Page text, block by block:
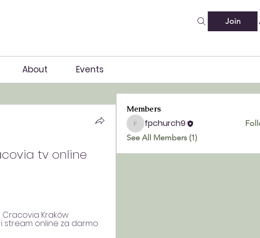
Join
About Events
tv online
Kraków.
stream online za darmo
Members
fpchurch9
fpchurch9
See All Members (1)